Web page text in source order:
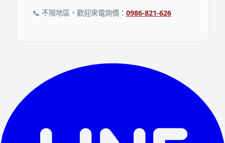
📞 不限地區，歡迎來電詢價： 0986-821-626